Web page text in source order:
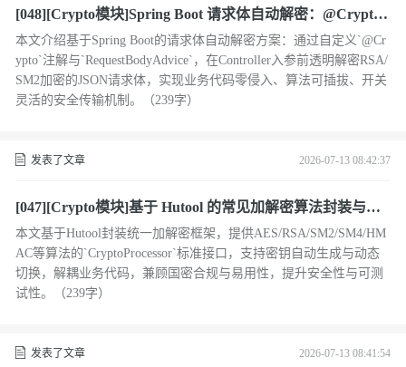
[048][Crypto模块]Spring Boot 请求体自动解密：@Crypto
注解 + RequestBodyAdvice 实现
本文介绍基于Spring Boot的请求体自动解密方案：通过自定义`@Cr
ypto`注解与`RequestBodyAdvice`，在Controller入参前透明解密RSA/
SM2加密的JSON请求体，实现业务代码零侵入、算法可插拔、开关
灵活的安全传输机制。（239字）
发表了文章 2026-07-13 08:42:37
[047][Crypto模块]基于 Hutool 的常见加解密算法封装与密
钥自动生成
本文基于Hutool封装统一加解密框架，提供AES/RSA/SM2/SM4/HM
AC等算法的`CryptoProcessor`标准接口，支持密钥自动生成与动态
切换，解耦业务代码，兼顾国密合规与易用性，提升安全性与可测
试性。（239字）
发表了文章 2026-07-13 08:41:54